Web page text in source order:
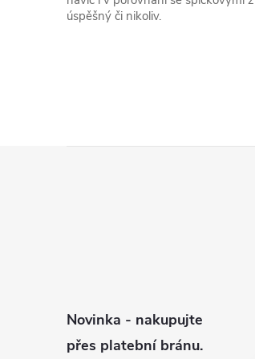
úspěšný či nikoliv.
Novinka - nakupujte
přes platební bránu.